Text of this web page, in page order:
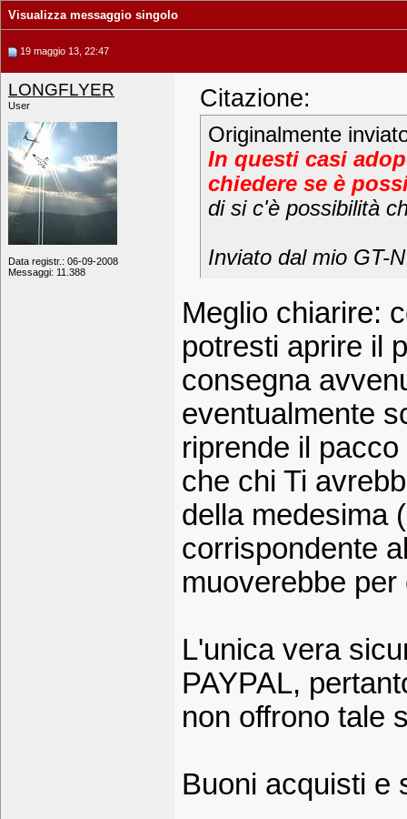
Visualizza messaggio singolo
19 maggio 13, 22:47
LONGFLYER
User
Data registr.: 06-09-2008
Messaggi: 11.388
Citazione:
Originalmente
In questi casi
chiedere se è
di si c'è possibilità
Inviato dal mio GT-
Meglio chiarire:
potresti aprire il
consegna
eventualmente
riprende il
che chi Ti
della medesima
corrispondente
muoverebbe
L'unica vera
PAYPAL,
non offrono tale
Buoni acquisti e